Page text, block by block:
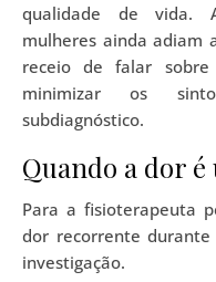
qualidade de vida.
mulheres ainda adiam
receio de falar
minimizar os
subdiagnóstico.
Quando a dor
Para a fisioterapeuta
dor recorrente
investigação.